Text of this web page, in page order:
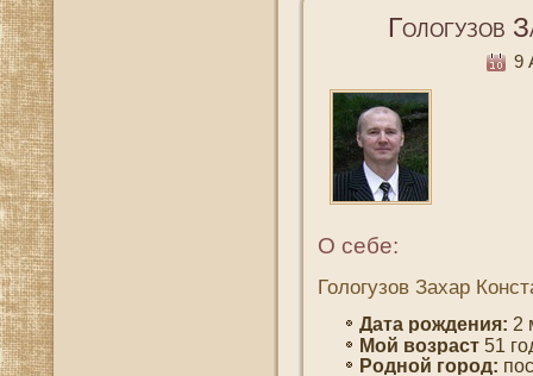
Гологузов
9
О себе:
Гологузов Захар
Дата рождения: 2
Мοй вοзраст 51
Роднοй гοрод: